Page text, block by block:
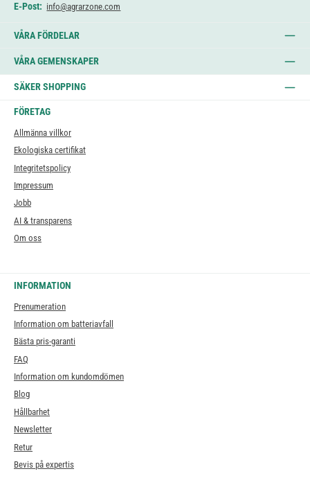
E-Post: info@agrarzone.com
VÅRA FÖRDELAR
VÅRA GEMENSKAPER
SÄKER SHOPPING
FÖRETAG
Allmänna villkor
Ekologiska certifikat
Integritetspolicy
Impressum
Jobb
AI & transparens
Om oss
INFORMATION
Prenumeration
Information om batteriavfall
Bästa pris-garanti
FAQ
Information om kundomdömen
Blog
Hållbarhet
Newsletter
Retur
Bevis på expertis